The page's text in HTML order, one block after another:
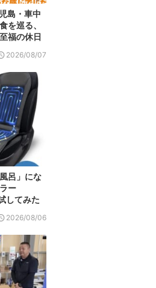
島・車中
を巡る、
福の休日
2026/08/07
呂」にな
ー
してみた
2026/08/06